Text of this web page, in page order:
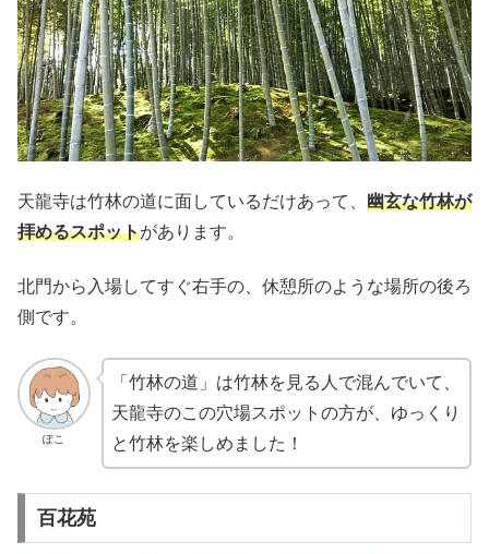
天龍寺は竹林の道に面しているだけあって、 幽玄な竹林が
拝めるスポットがあります。
北門から入場してすぐ右手の、休憩所のような場所の後ろ
側です。
ぽこ
「竹林の道」は竹林を見る人で混んでいて、
天龍寺のこの穴場スポットの方が、ゆっくり
と竹林を楽しめました！
百花苑